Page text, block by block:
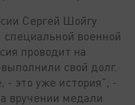
Сергей Шойгу
специальной военной
проводит на
свой долг.
- это уже история", -
вручении медали